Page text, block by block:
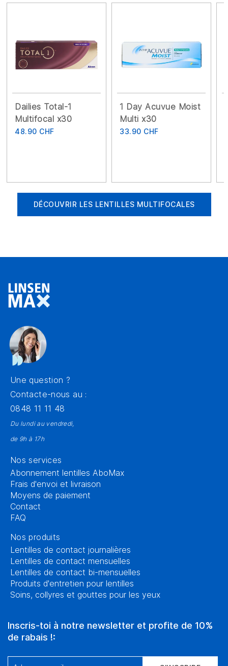
Dailies Total-1
Multifocal x30
48.90 CHF
1 Day Acuvue Moist
Multi x30
33.90 CHF
DÉCOUVRIR LES LENTILLES MULTIFOCALES
Une question ?
Contacte-nous au :
0848 11 11 48
Du lundi au vendredi,
de 9h à 17h
Nos services
Abonnement lentilles AboMax
Frais d'envoi et livraison
Moyens de paiement
Contact
FAQ
Nos produits
Lentilles de contact journalières
Lentilles de contact mensuelles
Lentilles de contact bi-mensuelles
Produits d'entretien pour lentilles
Soins, collyres et gouttes pour les yeux
Inscris-toi à notre newsletter et profite de 10%
de rabais !: